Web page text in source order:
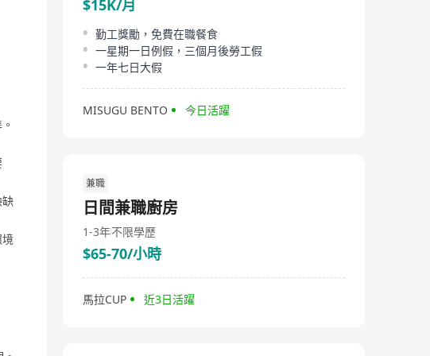
$15K/月
勤工獎勵，免費在職餐食
一星期一日例假，三個月後勞工假
一年七日大假
MISUGU BENTO 今日活躍
兼職
日間兼職廚房
1-3年不限學歷
$65-70/小時
馬拉CUP 近3日活躍